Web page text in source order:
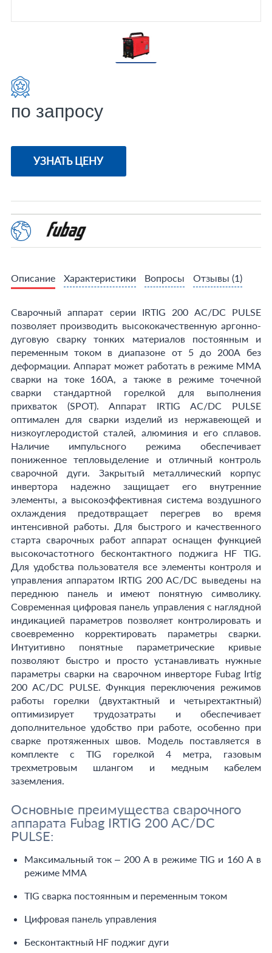
по запросу
УЗНАТЬ ЦЕНУ
Описание Характеристики Вопросы Отзывы (1)
Сварочный аппарат серии IRTIG 200 AC/DC PULSE
позволяет производить высококачественную аргонно-
дуговую сварку тонких материалов постоянным и
переменным током в диапазоне от 5 до 200А без
деформации. Аппарат может работать в режиме MMA
сварки на токе 160А, а также в режиме точечной
сварки стандартной горелкой для выполнения
прихваток (SPOT). Аппарат IRTIG АС/DC PULSE
оптимален для сварки изделий из нержавеющей и
низкоуглеродистой сталей, алюминия и его сплавов.
Наличие импульсного режима обеспечивает
пониженное тепловыделение и отличный контроль
сварочной дуги. Закрытый металлический корпус
инвертора надежно защищает его внутренние
элементы, а высокоэффективная система воздушного
охлаждения предотвращает перегрев во время
интенсивной работы. Для быстрого и качественного
старта сварочных работ аппарат оснащен функцией
высокочастотного бесконтактного поджига HF TIG.
Для удобства пользователя все элементы контроля и
управления аппаратом IRTIG 200 AC/DC выведены на
переднюю панель и имеют понятную символику.
Современная цифровая панель управления с наглядной
индикацией параметров позволяет контролировать и
своевременно корректировать параметры сварки.
Интуитивно понятные параметрические кривые
позволяют быстро и просто устанавливать нужные
параметры сварки на сварочном инверторе Fubag Irtig
200 AC/DC PULSE. Функция переключения режимов
работы горелки (двухтактный и четырехтактный)
оптимизирует трудозатраты и обеспечивает
дополнительное удобство при работе, особенно при
сварке протяженных швов. Модель поставляется в
комплекте с TIG горелкой 4 метра, газовым
трехметровым шлангом и медным кабелем
заземления.
Основные преимущества сварочного
аппарата Fubag IRTIG 200 AC/DC
PULSE:
Максимальный ток – 200 А в режиме TIG и 160 А в
режиме MMA
TIG сварка постоянным и переменным током
Цифровая панель управления
Бесконтактный HF поджиг дуги